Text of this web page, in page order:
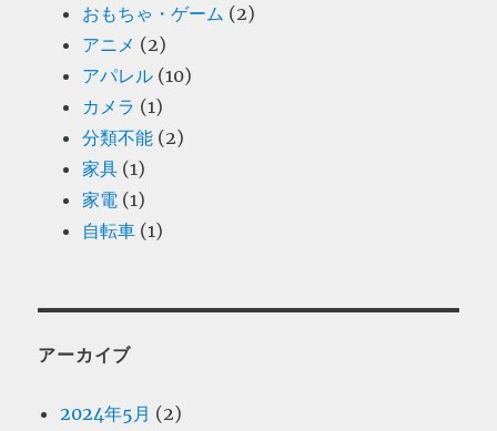
おもちゃ・ゲーム (2)
アニメ (2)
アパレル (10)
カメラ (1)
分類不能 (2)
家具 (1)
家電 (1)
自転車 (1)
アーカイブ
2024年5月 (2)